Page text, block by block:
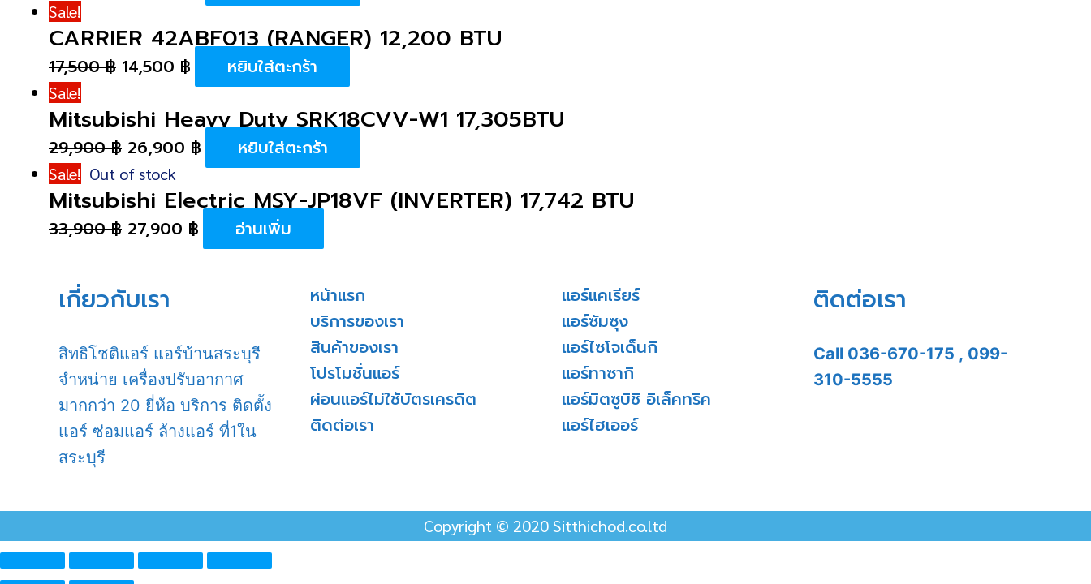
Sale!
CARRIER 42ABF013 (RANGER) 12,200 BTU
17,500฿ 14,500 ฿ หยิบใส่ตะกร้า
Sale!
Mitsubishi Heavy Duty SRK18CVV-W1 17,305BTU
29,900฿ 26,900 ฿ หยิบใส่ตะกร้า
Sale! Out of stock
Mitsubishi Electric MSY-JP18VF (INVERTER) 17,742 BTU
33,900฿ 27,900 ฿ อ่านเพิ่ม
เกี่ยวกับเรา
สิทธิโชติแอร์ แอร์บ้านสระบุรี
จำหน่าย เครื่องปรับอากาศ
มากกว่า 20 ยี่ห้อ บริการ ติดตั้ง
แอร์ ซ่อมแอร์ ล้างแอร์ ที่1ใน
สระบุรี
หน้าแรก
บริการของเรา
สินค้าของเรา
โปรโมชั่นแอร์
ผ่อนแอร์ไม่ใช้บัตรเครดิต
ติดต่อเรา
แอร์แคเรียร์
แอร์ซัมซุง
แอร์ไซโจเด็นกิ
แอร์ทาซากิ
แอร์มิตซูบิชิ อิเล็คทริค
แอร์ไฮเออร์
ติดต่อเรา
Call 036-670-175 , 099-
310-5555
Copyright © 2020 Sitthichod.co.ltd